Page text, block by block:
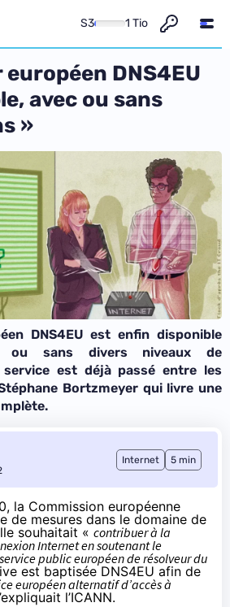
S3 1 Tio
DNS4EU
avec ou sans
»
DNS4EU est enfin disponible
ou sans divers niveaux de
est déjà passé entre les
Bortzmeyer qui livre une
Internet 5 min
la Commission européenne
de mesures dans le domaine de
souhaitait « contribuer à la
Internet en soutenant le
public européen de résolveur du
est baptisée DNS4EU afin de
européen alternatif d’accès à
l’ICANN.